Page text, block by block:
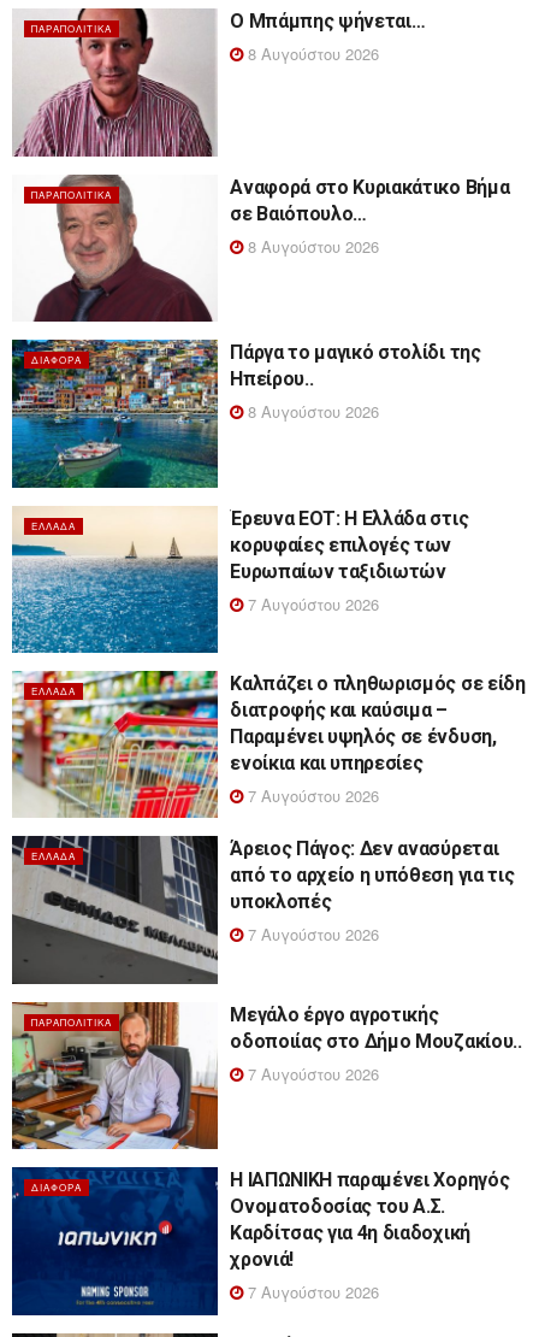
ΠΑΡΑΠΟΛΙΤΙΚΆ
Ο Μπάμπης ψήνεται…
8 Αυγούστου 2026
ΠΑΡΑΠΟΛΙΤΙΚΆ
Αναφορά στο Κυριακάτικο Βήμα
σε Βαιόπουλο…
8 Αυγούστου 2026
ΔΙΆΦΟΡΑ
Πάργα το μαγικό στολίδι της
Ηπείρου..
8 Αυγούστου 2026
ΕΛΛΆΔΑ
Έρευνα ΕΟΤ: Η Ελλάδα στις
κορυφαίες επιλογές των
Ευρωπαίων ταξιδιωτών
7 Αυγούστου 2026
ΕΛΛΆΔΑ
Καλπάζει ο πληθωρισμός σε είδη
διατροφής και καύσιμα –
Παραμένει υψηλός σε ένδυση,
ενοίκια και υπηρεσίες
7 Αυγούστου 2026
ΕΛΛΆΔΑ
Άρειος Πάγος: Δεν ανασύρεται
από το αρχείο η υπόθεση για τις
υποκλοπές
7 Αυγούστου 2026
ΠΑΡΑΠΟΛΙΤΙΚΆ
Μεγάλο έργο αγροτικής
οδοποιίας στο Δήμο Μουζακίου..
7 Αυγούστου 2026
ΔΙΆΦΟΡΑ
Η ΙΑΠΩΝΙΚΗ παραμένει Χορηγός
Ονοματοδοσίας του Α.Σ.
Καρδίτσας για 4η διαδοχική
χρονιά!
7 Αυγούστου 2026